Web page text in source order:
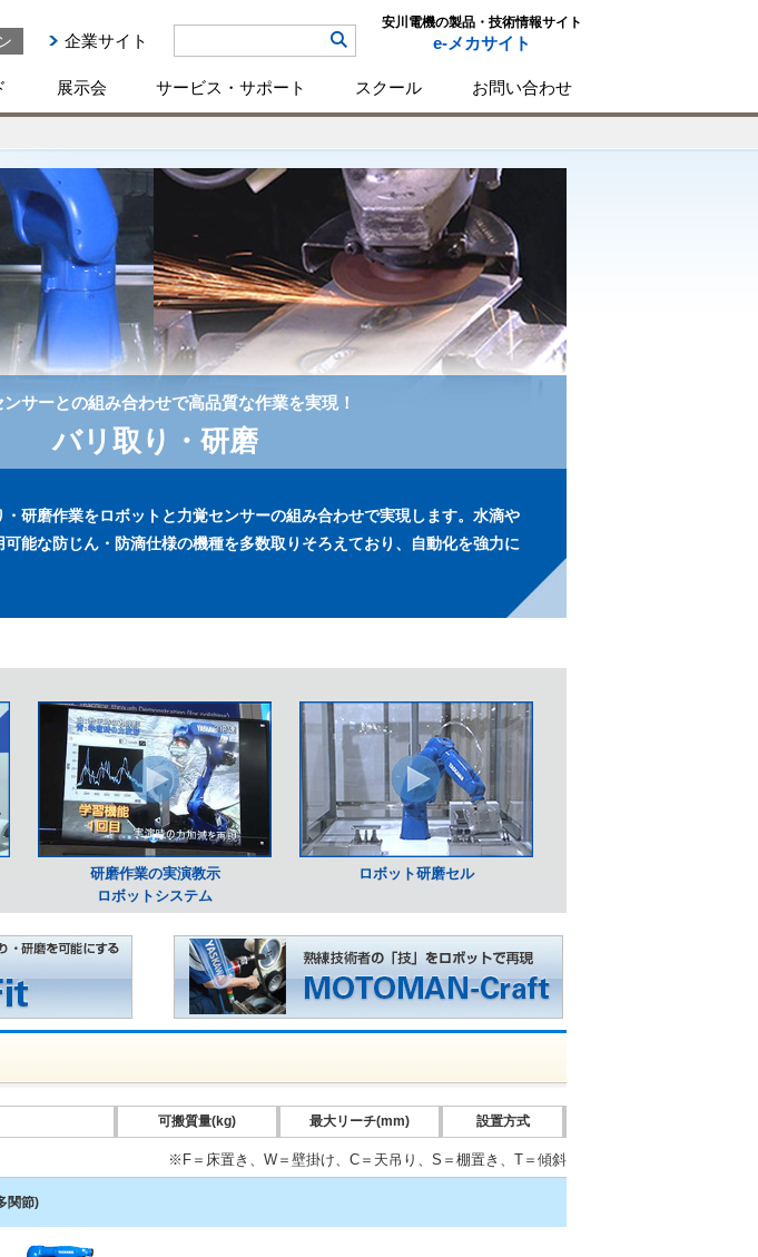
企業サイト
安川電機の製品・技術情報サイト
e-メカサイト
展示会 サービス・サポート スクール お問い合わせ
ンサーとの組み合わせで高品質な作業を実現！
バリ取り・研磨
研磨作業をロボットと力覚センサーの組み合わせで実現します。水滴や
能な防じん・防滴仕様の機種を多数取りそろえており、自動化を強力に
研磨作業の実演教示
ロボットシステム
ロボット研磨セル
可搬質量(kg) 最大リーチ(mm) 設置方式
※F＝床置き、W＝壁掛け、C＝天吊り、S＝棚置き、T＝傾斜
関節)